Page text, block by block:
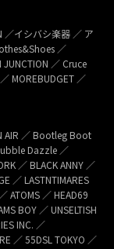
／イシバシ楽器 ／ ア
／
JUNCTION ／ Cruce
MOREBUDGET ／
AIR ／ Bootleg Boot
Dazzle ／
／ BLACK ANNY ／
／ LASTNTIMARES
ATOMS ／ HEAD69
BOY ／ UNSELTISH
INC. ／
／ 55DSL TOKYO ／